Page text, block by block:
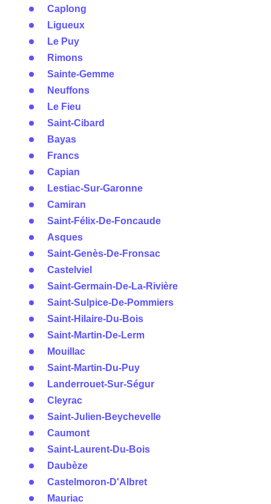
Caplong
Ligueux
Le Puy
Rimons
Sainte-Gemme
Neuffons
Le Fieu
Saint-Cibard
Bayas
Francs
Capian
Lestiac-Sur-Garonne
Camiran
Saint-Félix-De-Foncaude
Asques
Saint-Genès-De-Fronsac
Castelviel
Saint-Germain-De-La-Rivière
Saint-Sulpice-De-Pommiers
Saint-Hilaire-Du-Bois
Saint-Martin-De-Lerm
Mouillac
Saint-Martin-Du-Puy
Landerrouet-Sur-Ségur
Cleyrac
Saint-Julien-Beychevelle
Caumont
Saint-Laurent-Du-Bois
Daubèze
Castelmoron-D'Albret
Mauriac